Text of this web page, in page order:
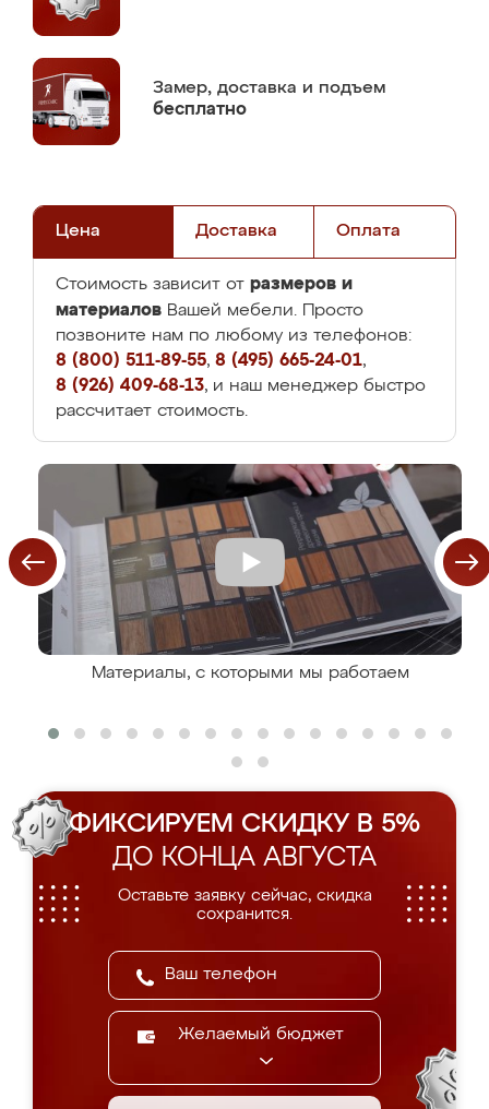
Замер, доставка и подъем
бесплатно
Цена Доставка Оплата
Стоимость зависит от размеров и
материалов Вашей мебели. Просто
позвоните нам по любому из телефонов:
8 (800) 511-89-55, 8 (495) 665-24-01,
8 (926) 409-68-13, и наш менеджер быстро
рассчитает стоимость.
Материалы, с которыми мы работаем
ФИКСИРУЕМ СКИДКУ В 5%
ДО КОНЦА АВГУСТА
Оставьте заявку сейчас, скидка
сохранится.
Желаемый бюджет